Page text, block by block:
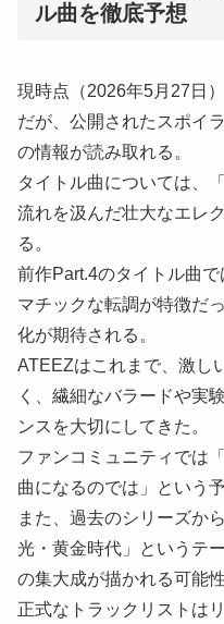
ル曲を徹底予想
現時点（2026年5月27日
だが、公開されたスポイ
の情報が読み取れる。
タイトル曲については、
流れを汲んだ壮大なエレ
る。
前作Part.4のタイトル曲
マチックな転調が特徴だ
化が期待される。
ATEEZはこれまで、激し
く、繊細なバラードや実
ンスを大切にしてきた。
ファンコミュニティでは
曲になるのでは」という
また、過去のシリーズか
光・黄金時代」というテ
の集大成が描かれる可能性
正式なトラックリストは